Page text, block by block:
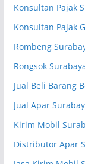
Konsultan Pajak
Konsultan Pajak
Rombeng
Rongsok
Jual Beli Barang
Jual Apar
Kirim Mobil
Distributor Apar